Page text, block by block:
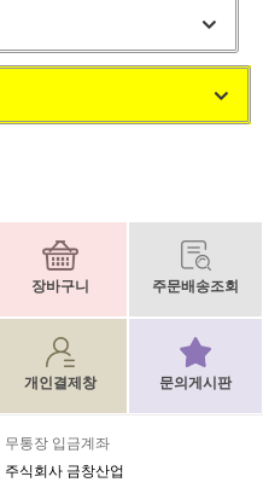
장바구니 주문배송조회
개인결제창 문의게시판
무통장 입금계좌
주식회사 금창산업